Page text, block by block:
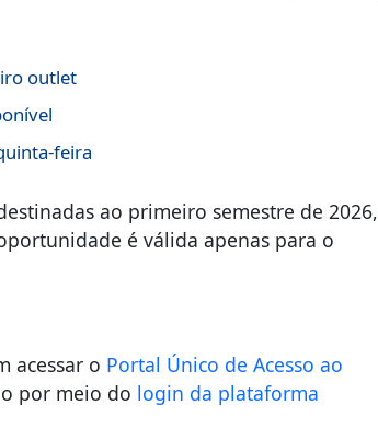
outlet
feira
ao primeiro semestre de 2026,
é válida apenas para o
acessar o Portal Único de Acesso ao
por meio do login da plataforma